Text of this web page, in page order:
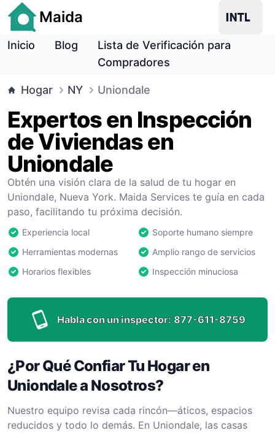
Maida
Inicio Blog
Lista de Verificación para
Compradores
Hogar NY Uniondale
Expertos en Inspección
de Viviendas en
Uniondale
Obtén una visión clara de la salud de tu hogar en
Uniondale, Nueva York. Maida Services te guía en cada
paso, facilitando tu próxima decisión.
Experiencia local
Soporte humano siempre
Herramientas modernas
Amplio rango de servicios
Horarios flexibles
Inspección minuciosa
Habla con un inspector: 877-611-8759
¿Por Qué Confiar Tu Hogar en
Uniondale a Nosotros?
Nuestro equipo revisa cada rincón—áticos, espacios
reducidos y todo lo demás. En Uniondale, las casas